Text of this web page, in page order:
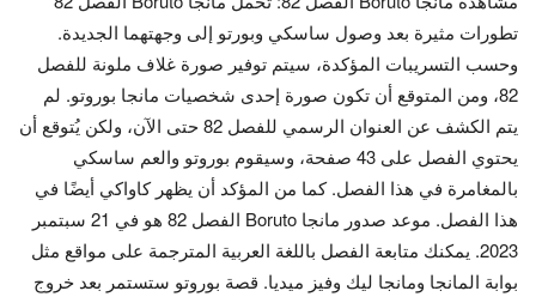
تطورات مثيرة بعد وصول ساسكي وبورتو إلى وجهتهما الجديدة.
وحسب التسريبات المؤكدة، سيتم توفير صورة غلاف ملونة للفصل
82، ومن المتوقع أن تكون صورة إحدى شخصيات مانجا بوروتو. لم
يتم الكشف عن العنوان الرسمي للفصل 82 حتى الآن، ولكن يُتوقع أن
يحتوي الفصل على 43 صفحة، وسيقوم بوروتو والعم ساسكي
بالمغامرة في هذا الفصل. كما من المؤكد أن يظهر كاواكي أيضًا في
هذا الفصل. موعد صدور مانجا Boruto الفصل 82 هو في 21 سبتمبر
2023. يمكنك متابعة الفصل باللغة العربية المترجمة على مواقع مثل
بوابة المانجا ومانجا ليك وفيز ميديا. قصة بوروتو ستستمر بعد خروج